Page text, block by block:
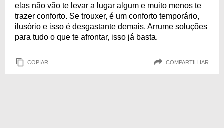
elas não vão te levar a lugar algum e muito menos te
trazer conforto. Se trouxer, é um conforto temporário,
ilusório e isso é desgastante demais. Arrume soluções
para tudo o que te afrontar, isso já basta.
COPIAR COMPARTILHAR